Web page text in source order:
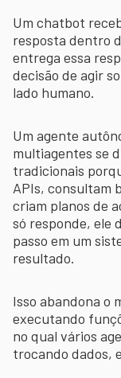
Um chatbot
resposta dentro
entrega essa
decisão de agir
lado humano.
Um agente
multiagentes se
tradicionais
APIs, consultam
criam planos de
só responde, ele
passo em um
resultado.
Isso abandona o
executando
no qual vários
trocando dados,